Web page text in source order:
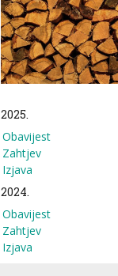
2025.
Obavijest
Zahtjev
Izjava
2024.
Obavijest
Zahtjev
Izjava